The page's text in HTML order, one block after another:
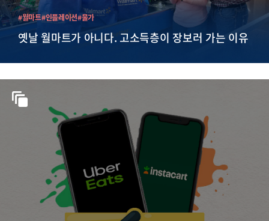
옛날 월마트가 아니다. 고소득층이 장보러 가는 이유
#월마트#인플레이션#물가